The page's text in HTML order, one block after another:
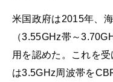
米国政府は2015年、
（3.55GHz帯～
用を認めた。これを
は3.5GHz周波帯を